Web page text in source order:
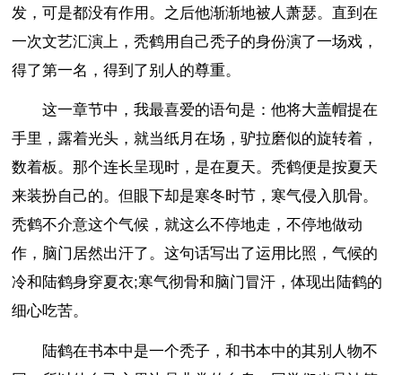
发，可是都没有作用。之后他渐渐地被人萧瑟。直到在
一次文艺汇演上，秃鹤用自己秃子的身份演了一场戏，
得了第一名，得到了别人的尊重。
这一章节中，我最喜爱的语句是：他将大盖帽提在
手里，露着光头，就当纸月在场，驴拉磨似的旋转着，
数着板。那个连长呈现时，是在夏天。秃鹤便是按夏天
来装扮自己的。但眼下却是寒冬时节，寒气侵入肌骨。
秃鹤不介意这个气候，就这么不停地走，不停地做动
作，脑门居然出汗了。这句话写出了运用比照，气候的
冷和陆鹤身穿夏衣;寒气彻骨和脑门冒汗，体现出陆鹤的
细心吃苦。
陆鹤在书本中是一个秃子，和书本中的其别人物不